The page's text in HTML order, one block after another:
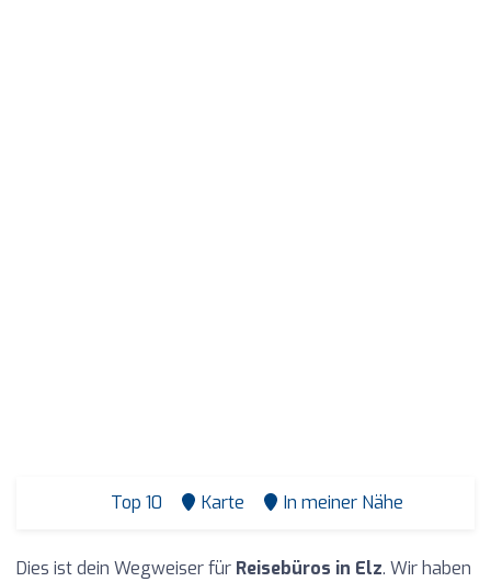
Top 10 Karte In meiner Nähe
Dies ist dein Wegweiser für Reisebüros in Elz. Wir haben